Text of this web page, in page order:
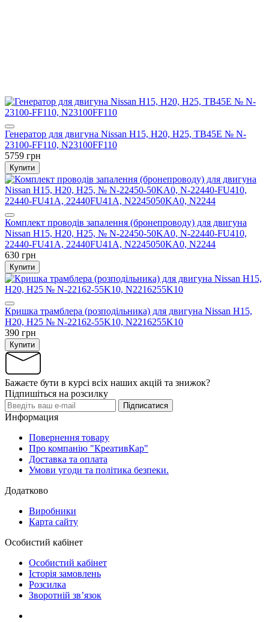
Генератор для двигуна Nissan H15, H20, H25, TB45E № N-
23100-FF110, N23100FF110
5759 грн
Купити
Комплект проводів запалення (бронепроводу) для двигуна
Nissan H15, H20, H25, № N-22450-50KA0, N-22440-FU410,
22440-FU41A, 22440FU41A, N2245050KA0, N2244
630 грн
Купити
Кришка трамблера (розподільника) для двигуна Nissan H15,
H20, H25 № N-22162-55K10, N2216255K10
390 грн
Купити
Бажаєте бути в курсі всіх наших акцій та знижок?
Підпишіться на розсилку
Підписатися
Информация
Повернення товару
Про компанію "КреативКар"
Доставка та оплата
Умови угоди та політика безпеки.
Додатково
Виробники
Карта сайту
Особистий кабінет
Особистий кабінет
Історія замовлень
Розсилка
Зворотній зв’язок